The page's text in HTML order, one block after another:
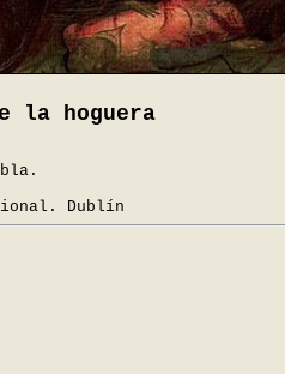
la hoguera
Dublín